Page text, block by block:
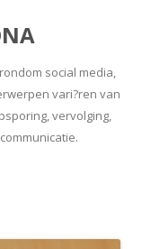
social media,
vari?ren van
vervolging,